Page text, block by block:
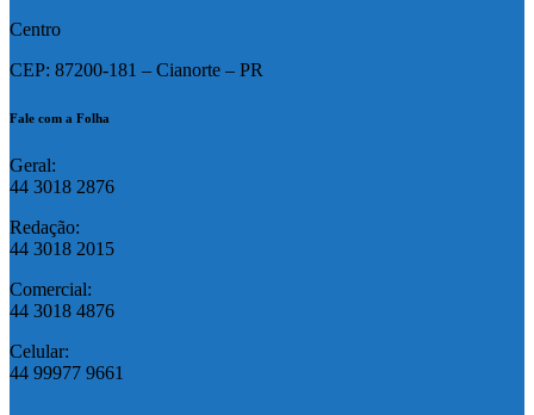
Centro
CEP: 87200-181 – Cianorte – PR
Fale com a Folha
Geral:
44 3018 2876
Redação:
44 3018 2015
Comercial:
44 3018 4876
Celular:
44 99977 9661